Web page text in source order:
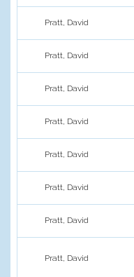
Pratt, David
Pratt, David
Pratt, David
Pratt, David
Pratt, David
Pratt, David
Pratt, David
Pratt, David